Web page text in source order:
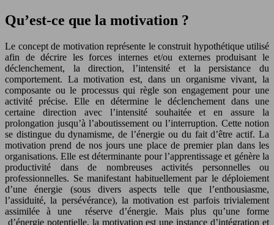
Qu’est-ce que la motivation ?
Le concept de motivation représente le construit hypothétique utilisé
afin de décrire les forces internes et/ou externes produisant le
déclenchement, la direction, l’intensité et la persistance du
comportement. La motivation est, dans un organisme vivant, la
composante ou le processus qui règle son engagement pour une
activité précise. Elle en détermine le déclenchement dans une
certaine direction avec l’intensité souhaitée et en assure la
prolongation jusqu’à l’aboutissement ou l’interruption. Cette notion
se distingue du dynamisme, de l’énergie ou du fait d’être actif. La
motivation prend de nos jours une place de premier plan dans les
organisations. Elle est déterminante pour l’apprentissage et génère la
productivité dans de nombreuses activités personnelles ou
professionnelles. Se manifestant habituellement par le déploiement
d’une énergie (sous divers aspects telle que l’enthousiasme,
l’assiduité, la persévérance), la motivation est parfois trivialement
assimilée à une réserve d’énergie. Mais plus qu’une forme
d’énergie potentielle, la motivation est une instance d’intégration et